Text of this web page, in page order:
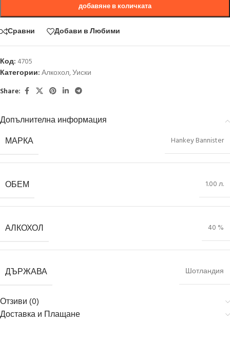
добавяне в количката
Сравни Добави в Любими
Код: 4705
Категории:Алкохол,Уиски
Share:
Допълнителна информация
МАРКА Hankey Bannister
ОБЕМ 1.00 л.
АЛКОХОЛ 40 %
ДЪРЖАВА Шотландия
Отзиви (0)
Доставка и Плащане